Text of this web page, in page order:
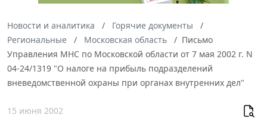
Новости и аналитика
Горячие документы
Региональные
Московская область
Письмо
Управления МНС по Московской области от 7 мая 2002 г. N
04-24/1319 "О налоге на прибыль подразделений
вневедомственной охраны при органах внутренних дел"
15 июня 2002